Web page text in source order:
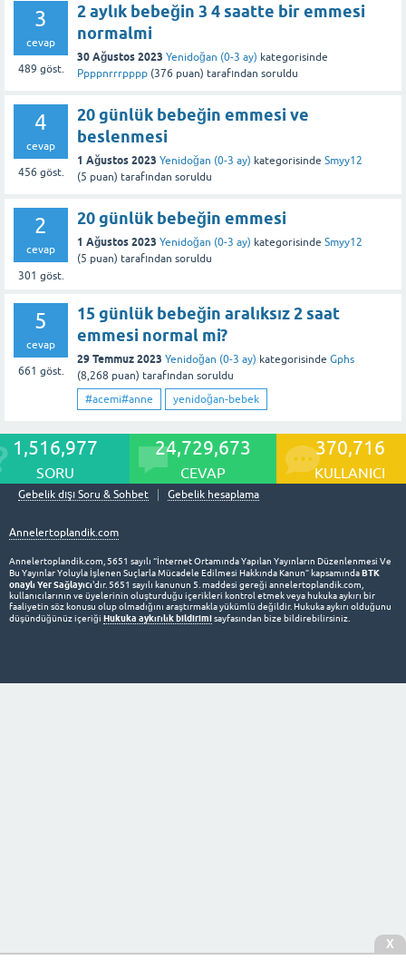
3
cevap
489 göst.
2 aylık bebeğin 3 4 saatte bir emmesi
normalmi
30 Ağustos 2023 Yenidoğan (0-3 ay) kategorisinde
Ppppnrrrpppp (376 puan) tarafından soruldu
4
cevap
456 göst.
20 günlük bebeğin emmesi ve
beslenmesi
1 Ağustos 2023 Yenidoğan (0-3 ay) kategorisinde Smyy12
(5 puan) tarafından soruldu
2
cevap
301 göst.
20 günlük bebeğin emmesi
1 Ağustos 2023 Yenidoğan (0-3 ay) kategorisinde Smyy12
(5 puan) tarafından soruldu
5
cevap
661 göst.
15 günlük bebeğin aralıksız 2 saat
emmesi normal mi?
29 Temmuz 2023 Yenidoğan (0-3 ay) kategorisinde Gphs
(8,268 puan) tarafından soruldu
#acemi#anne
yenidoğan-bebek
1,516,977
SORU
24,729,673
CEVAP
370,716
KULLANICI
Gebelik dışı Soru & Sohbet Gebelik hesaplama
Annelertoplandik.com
Annelertoplandik.com, 5651 sayılı “İnternet Ortamında Yapılan Yayınların Düzenlenmesi Ve
Bu Yayınlar Yoluyla İşlenen Suçlarla Mücadele Edilmesi Hakkında Kanun” kapsamındaBTK
onaylı Yer Sağlayıcı'dır. 5651 sayılı kanunun 5. maddesi gereği annelertoplandik.com,
kullanıcılarının ve üyelerinin oluşturduğu içerikleri kontrol etmek veya hukuka aykırı bir
faaliyetin söz konusu olup olmadığını araştırmakla yükümlü değildir. Hukuka aykırı olduğunu
düşündüğünüz içeriği Hukuka aykırılık bildirimisayfasından bize bildirebilirsiniz.
X